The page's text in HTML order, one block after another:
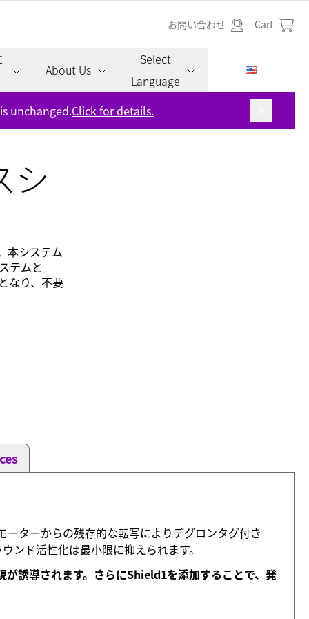
お問い合わせ Cart
About Us
Select
Language
unchanged.Click for details.
シ
本システム
テムと
なり、不要
ターからの残存的な転写によりデグロンタグ付き
ンド活性化は最小限に抑えられます。
誘導されます。さらにShield1を添加することで、発